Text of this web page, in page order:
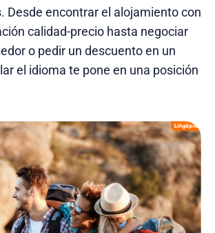
Desde encontrar el alojamiento con
calidad-precio hasta negociar
o pedir un descuento en un
el idioma te pone en una posición